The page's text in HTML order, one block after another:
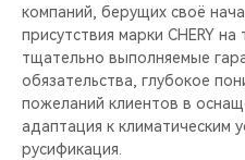
компаний, берущих своё
присутствия марки CHERY
тщательно выполняемые
обязательства, глубокое
пожеланий клиентов в
адаптация к климатическим
русификация.